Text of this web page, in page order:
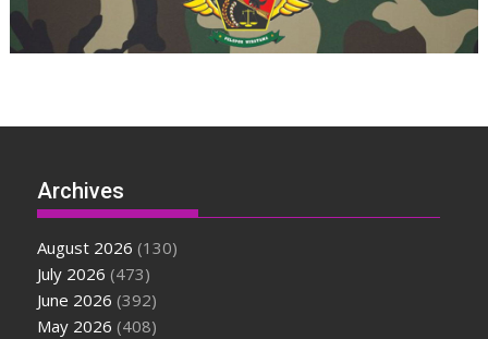
Archives
August 2026 (130)
July 2026 (473)
June 2026 (392)
May 2026 (408)